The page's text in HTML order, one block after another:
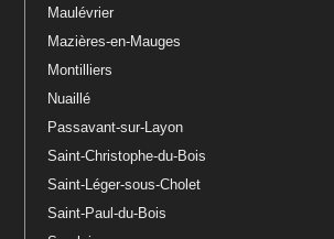
Maulévrier
Mazières-en-Mauges
Montilliers
Nuaillé
Passavant-sur-Layon
Saint-Christophe-du-Bois
Saint-Léger-sous-Cholet
Saint-Paul-du-Bois